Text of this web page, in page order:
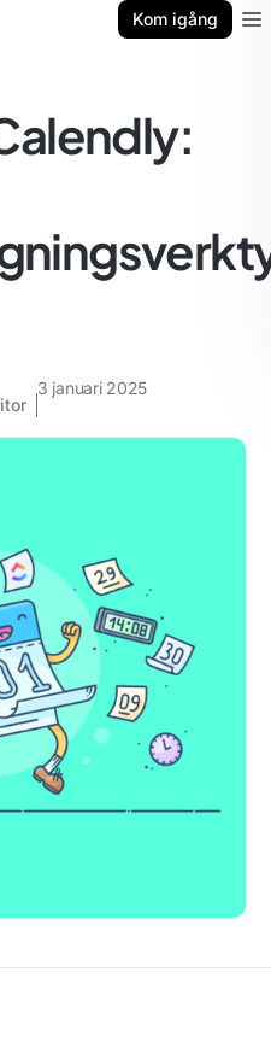
Kom igång
3 januari 2025